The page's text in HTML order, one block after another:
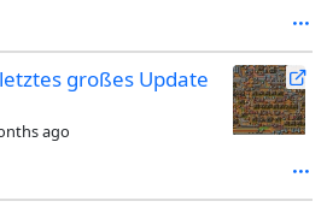
großes Update
ago